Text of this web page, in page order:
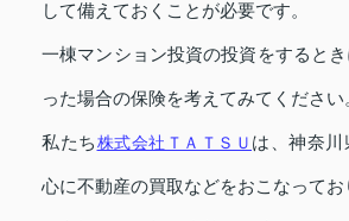
して備えておくことが必要です。
一棟マンション投資の投資をすると
った場合の保険を考えてみてください
私たち株式会社ＴＡＴＳＵ は、神奈川
心に不動産の買取などをおこなってお